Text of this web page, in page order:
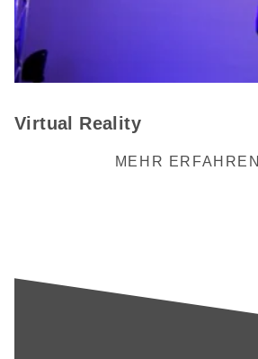
Virtual Reality
MEHR ERFAHREN